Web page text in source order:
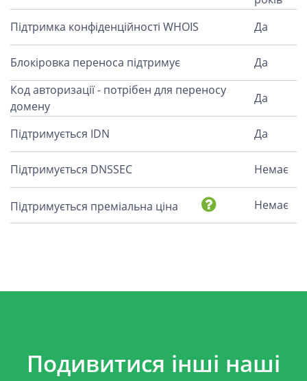
Підтримка конфіденційності WHOIS
Да
Блокіровка переноса підтримує
Да
Код авторизації - потрібен для переносу
домену
Да
Підтримується IDN Да
Підтримується DNSSEC Немає
Підтримується преміальна ціна Немає
Подивитися інші наші